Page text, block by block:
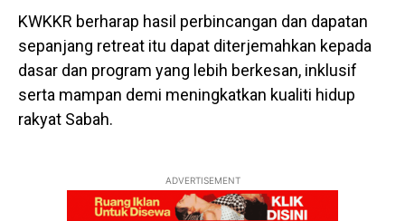
KWKKR berharap hasil perbincangan dan dapatan
sepanjang retreat itu dapat diterjemahkan kepada
dasar dan program yang lebih berkesan, inklusif
serta mampan demi meningkatkan kualiti hidup
rakyat Sabah.
ADVERTISEMENT